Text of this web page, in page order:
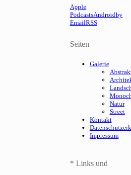
Apple
PodcastsAndroidby
EmailRSS
Seiten
Galerie
Natur
Street
Kontakt
Impressum
* Links und